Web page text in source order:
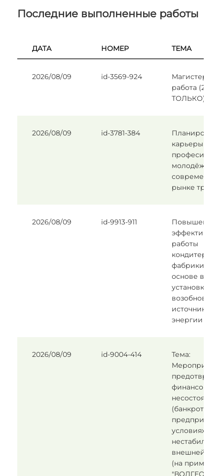
Последние выполненные работы
ДАТА НОМЕР ТЕМА
2026/08/09 id-3569-924
работа (2
ТОЛЬКО).
2026/08/09 id-3781-384
карьеры и
професии
молодёжы на
рынке труда
2026/08/09 id-9913-911
Повышение
работы
фабрики на
основе
установки с
источниками
энергии
2026/08/09 id-9004-414
Тема:
финансовой
условиях
внешней
(на примере
"ВОДГЕО").